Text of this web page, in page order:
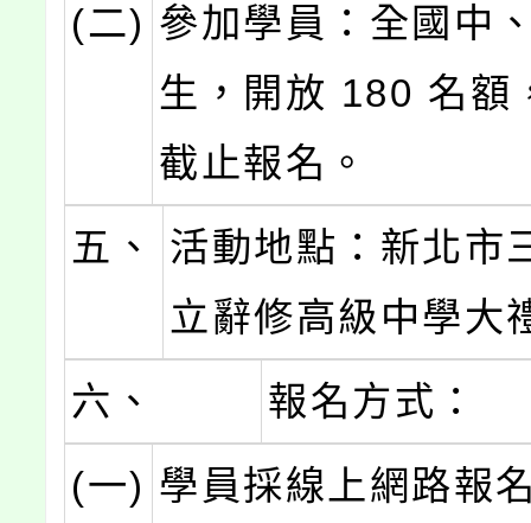
(二) 參加學員：全國中
生，開放 180 名額
截止報名。
五、
活動地點：新北市
立辭修高級中學大
六、
報名方式：
(一) 學員採線上網路報